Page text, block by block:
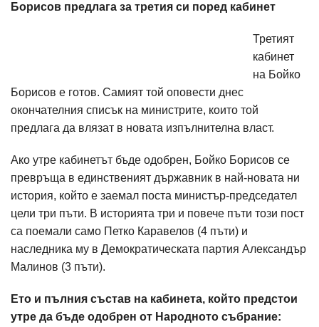
Борисов предлага за третия си поред кабинет
Третият
кабинет
на Бойко
Борисов е готов. Самият той оповести днес
окончателния списък на министрите, които той
предлага да влязат в новата изпълнителна власт.
Ако утре кабинетът бъде одобрен, Бойко Борисов се
превръща в единственият държавник в най-новата ни
история, който е заемал поста министър-председател
цели три пъти. В историята три и повече пъти този пост
са поемали само Петко Каравелов (4 пъти) и
наследника му в Демократическата партия Александър
Малинов (3 пъти).
Ето и пълния състав на кабинета, който предстои
утре да бъде одобрен от Народното събрание: